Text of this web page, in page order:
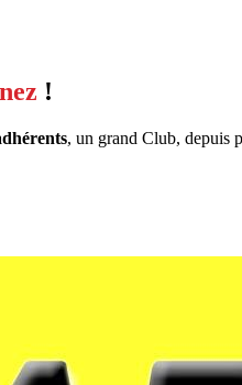
!
, un grand Club, depuis